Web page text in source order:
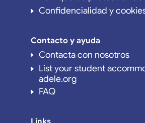
Confidencialidad y
Contacto y ayuda
Contacta con nosotros
List your student
adele.org
FAQ